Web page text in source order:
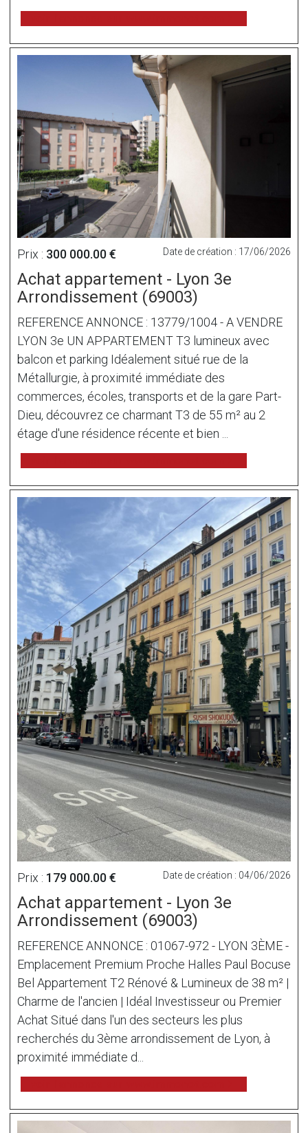
Prix : 300 000.00 € Date de création : 17/06/2026
Achat appartement - Lyon 3e
Arrondissement (69003)
REFERENCE ANNONCE : 13779/1004 - A VENDRE
LYON 3e UN APPARTEMENT T3 lumineux avec
balcon et parking Idéalement situé rue de la
Métallurgie, à proximité immédiate des
commerces, écoles, transports et de la gare Part-
Dieu, découvrez ce charmant T3 de 55 m² au 2
étage d'une résidence récente et bien ...
Prix : 179 000.00 € Date de création : 04/06/2026
Achat appartement - Lyon 3e
Arrondissement (69003)
REFERENCE ANNONCE : 01067-972 - LYON 3ÈME -
Emplacement Premium Proche Halles Paul Bocuse
Bel Appartement T2 Rénové & Lumineux de 38 m² |
Charme de l'ancien | Idéal Investisseur ou Premier
Achat Situé dans l'un des secteurs les plus
recherchés du 3ème arrondissement de Lyon, à
proximité immédiate d...